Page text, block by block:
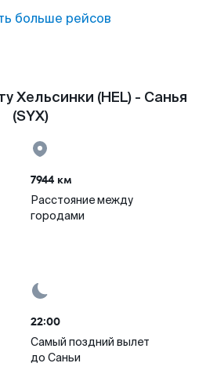
больше рейсов
Хельсинки (HEL) - Санья
(SYX)
7944 км
Расстояние между
городами
22:00
Самый поздний вылет
до Саньи